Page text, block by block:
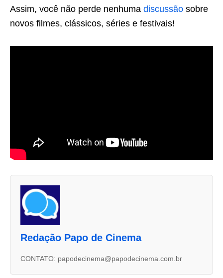
Assim, você não perde nenhuma discussão sobre
novos filmes, clássicos, séries e festivais!
a
Redação Papo de Cinema
CONTATO: papodecinema@papodecinema.com.br